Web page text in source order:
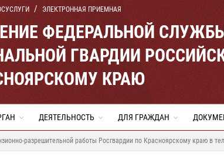
ЭЛЕКТРОННАЯ ПРИЕМНАЯ
ФЕДЕРАЛЬНОЙ
ГВАРДИИ
КРАЮ
ДЕЯТЕЛЬНОСТЬ ДЛЯ ГРАЖДАН
разрешительной работы Росгвардии по Красноярскому краю в